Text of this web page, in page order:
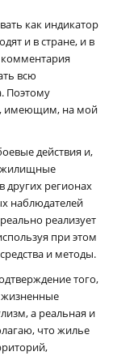
как индикатор
и в стране, и в
всю
Поэтому
имеющим, на мой
действия и,
жилищные
других регионах
наблюдателей
реализует
при этом
и методы.
того,
жизненные
а реальная и
что жилье